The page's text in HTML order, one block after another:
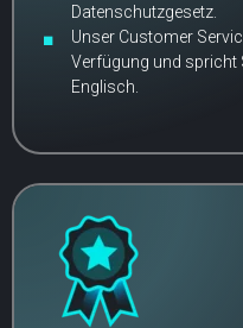
Datenschutzgesetz.
Unser Customer
Verfügung und spricht
Englisch.